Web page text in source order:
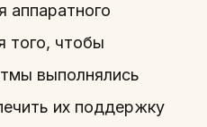
аппаратного
того, чтобы
выполнялись
их поддержку